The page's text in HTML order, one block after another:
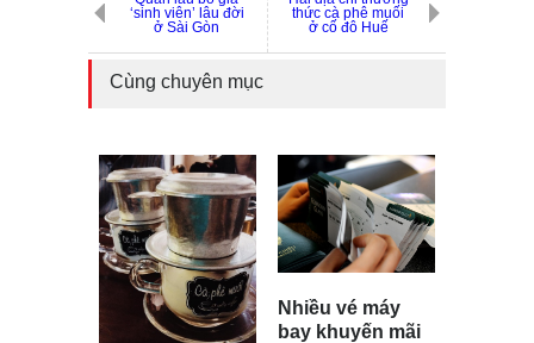
‘sinh viên’ lâu đời
ở Sài Gòn
thức cà phê muối
ở cố đô Huế
Cùng chuyên mục
Nhiều vé máy
bay khuyến mãi